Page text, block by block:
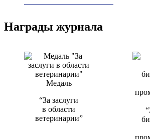
Награды журнала
Медаль
“За заслуги
в области
ветеринарии”